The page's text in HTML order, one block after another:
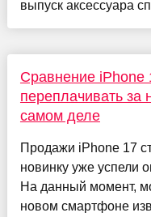
выпуск аксессуара
Сравнение iPhone
переплачивать
самом деле
Продажи iPhone 17
новинку уже успели
На данный момент,
новом смартфоне